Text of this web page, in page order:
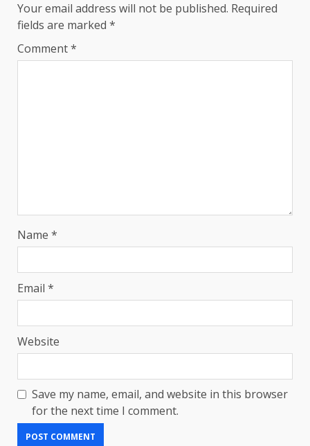
Your email address will not be published. Required
fields are marked *
Comment*
Name *
Email *
Website
Save my name, email, and website in this browser
for the next time I comment.